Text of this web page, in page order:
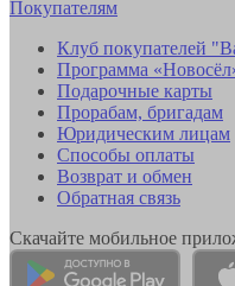
Покупателям
Клуб покупателей
Программа
Подарочные карты
Прорабам, бригадам
Юридическим лицам
Способы оплаты
Возврат и обмен
Обратная связь
Скачайте мобильное